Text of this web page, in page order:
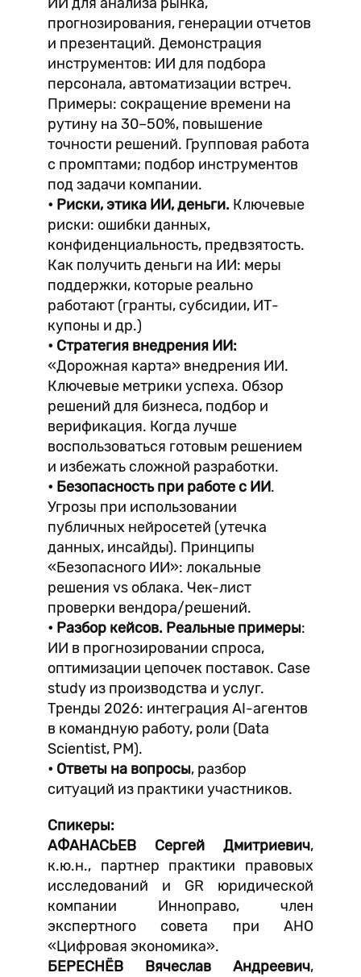
прогнозирования, генерации отчетов
и презентаций. Демонстрация
инструментов: ИИ для подбора
персонала, автоматизации встреч.
Примеры: сокращение времени на
рутину на 30–50%, повышение
точности решений. Групповая работа
с промптами; подбор инструментов
под задачи компании.
• Риски, этика ИИ, деньги. Ключевые
риски: ошибки данных,
конфиденциальность, предвзятость.
Как получить деньги на ИИ: меры
поддержки, которые реально
работают (гранты, субсидии, ИТ-
купоны и др.)
• Стратегия внедрения ИИ:
«Дорожная карта» внедрения ИИ.
Ключевые метрики успеха. Обзор
решений для бизнеса, подбор и
верификация. Когда лучше
воспользоваться готовым решением
и избежать сложной разработки.
• Безопасность при работе с ИИ.
Угрозы при использовании
публичных нейросетей (утечка
данных, инсайды). Принципы
«Безопасного ИИ»: локальные
решения vs облака. Чек-лист
проверки вендора/решений.
• Разбор кейсов. Реальные примеры:
ИИ в прогнозировании спроса,
оптимизации цепочек поставок. Case
study из производства и услуг.
Тренды 2026: интеграция AI-агентов
в командную работу, роли (Data
Scientist, PM).
• Ответы на вопросы, разбор
ситуаций из практики участников.
Спикеры:
АФАНАСЬЕВ Сергей Дмитриевич,
к.ю.н., партнер практики правовых
исследований и GR юридической
компании Инноправо, член
экспертного совета при АНО
«Цифровая экономика».
БЕРЕСНЁВ Вячеслав Андреевич,